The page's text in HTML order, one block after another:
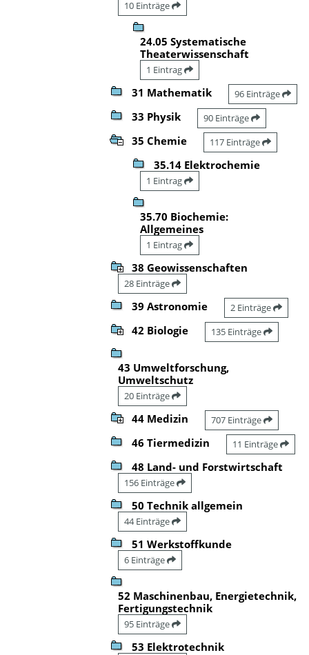
10 Einträge
24.05 Systematische
Theaterwissenschaft
1 Eintrag
31 Mathematik 96 Einträge
33 Physik 90 Einträge
35 Chemie 117 Einträge
35.14 Elektrochemie
1 Eintrag
35.70 Biochemie:
Allgemeines
1 Eintrag
38 Geowissenschaften
28 Einträge
39 Astronomie 2 Einträge
42 Biologie 135 Einträge
43 Umweltforschung,
Umweltschutz
20 Einträge
44 Medizin 707 Einträge
46 Tiermedizin 11 Einträge
48 Land- und Forstwirtschaft
156 Einträge
50 Technik allgemein
44 Einträge
51 Werkstoffkunde
6 Einträge
52 Maschinenbau, Energietechnik,
Fertigungstechnik
95 Einträge
53 Elektrotechnik